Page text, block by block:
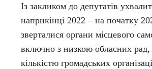
Із закликом до депутатів
наприкінці 2022 – на початку
зверталися органи місцевого
включно з низкою обласних
кількістю громадських